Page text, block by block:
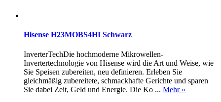
Hisense H23MOBS4HI Schwarz
InverterTechDie hochmoderne Mikrowellen-
Invertertechnologie von Hisense wird die Art und Weise, wie
Sie Speisen zubereiten, neu definieren. Erleben Sie
gleichmäßig zubereitete, schmackhafte Gerichte und sparen
Sie dabei Zeit, Geld und Energie. Die Ko ... Mehr »